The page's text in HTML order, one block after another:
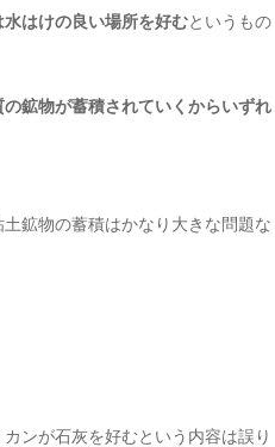
はけの良い場所を好むというもの
の鉱物が蓄積されていくからいずれ
鉱物の蓄積はかなり大きな問題な
ンが石灰を好むという内容は誤り